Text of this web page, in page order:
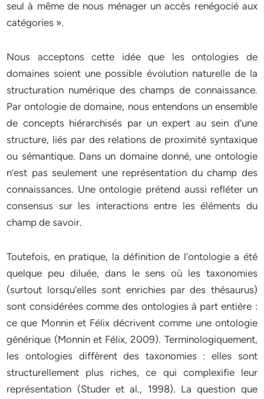
seul à même de nous ménager un accès renégocié aux
catégories ».
Nous acceptons cette idée que les ontologies de
domaines soient une possible évolution naturelle de la
structuration numérique des champs de connaissance.
Par ontologie de domaine, nous entendons un ensemble
de concepts hiérarchisés par un expert au sein d’une
structure, liés par des relations de proximité syntaxique
ou sémantique. Dans un domaine donné, une ontologie
n’est pas seulement une représentation du champ des
connaissances. Une ontologie prétend aussi refléter un
consensus sur les interactions entre les éléments du
champ de savoir.
Toutefois, en pratique, la définition de l’ontologie a été
quelque peu diluée, dans le sens où les taxonomies
(surtout lorsqu’elles sont enrichies par des thésaurus)
sont considérées comme des ontologies à part entière :
ce que Monnin et Félix décrivent comme une ontologie
générique (Monnin et Félix, 2009). Terminologiquement,
les ontologies diffèrent des taxonomies : elles sont
structurellement plus riches, ce qui complexifie leur
représentation (Studer et al., 1998). La question que